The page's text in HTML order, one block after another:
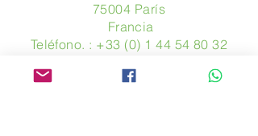
75004 París
​ Francia
Teléfono. : +33 (0) 1 44 54 80 32
www.avpa.fr